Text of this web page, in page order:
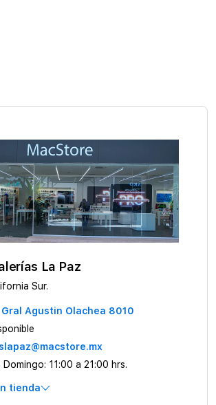
La Paz
Sur.
Gral Agustin Olachea 8010
Domingo: 11:00 a 21:00 hrs.
tienda